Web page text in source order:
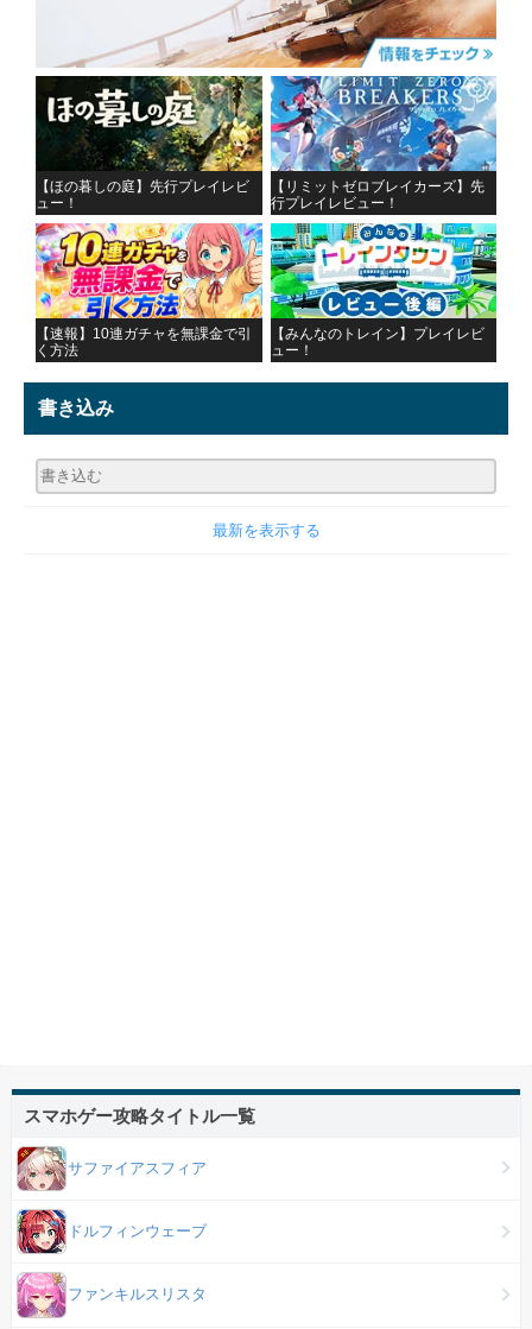
【ほの暮しの庭】先行プレイレビ
ュー！
【リミットゼロブレイカーズ】先
行プレイレビュー！
【速報】10連ガチャを無課金で引
く方法
【みんなのトレイン】プレイレビ
ュー！
書き込み
最新を表示する
スマホゲー攻略タイトル一覧
サファイアスフィア
ドルフィンウェーブ
ファンキルスリスタ